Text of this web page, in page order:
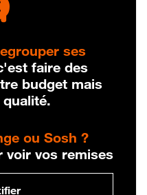
ses
faire des
budget mais
ou Sosh ?
voir vos remises